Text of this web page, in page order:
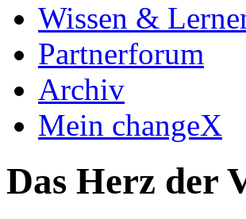
Wissen &
Partnerforum
Archiv
Mein changeX
Das Herz der